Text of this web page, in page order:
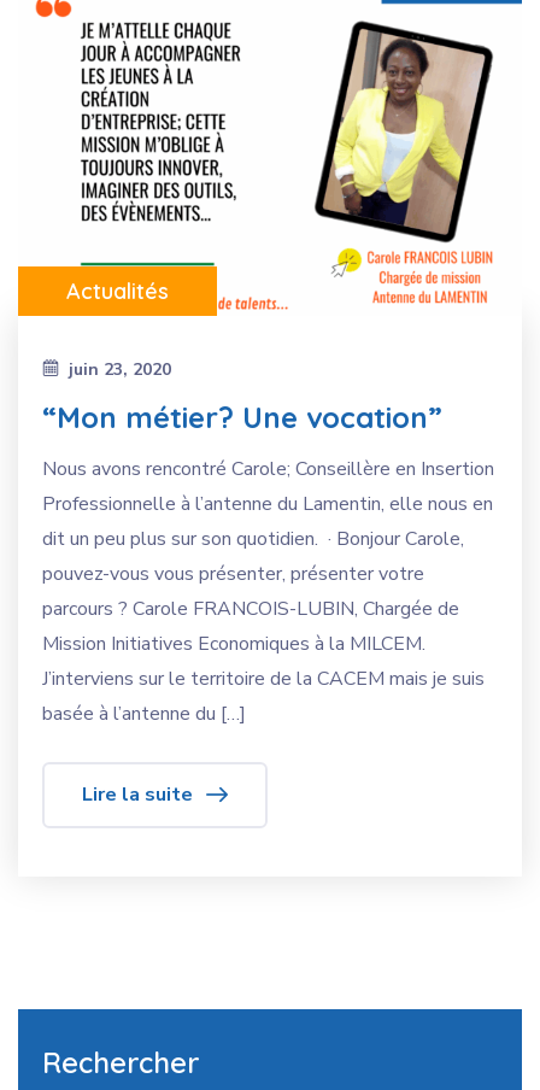
Actualités
juin 23, 2020
“Mon métier? Une vocation”
Nous avons rencontré Carole; Conseillère en Insertion
Professionnelle à l’antenne du Lamentin, elle nous en
dit un peu plus sur son quotidien. · Bonjour Carole,
pouvez-vous vous présenter, présenter votre
parcours ? Carole FRANCOIS-LUBIN, Chargée de
Mission Initiatives Economiques à la MILCEM.
J’interviens sur le territoire de la CACEM mais je suis
basée à l’antenne du […]
Lire la suite
Rechercher